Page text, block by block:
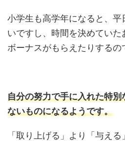
小学生も高学年になると、
いですし、時間を決めてい
ボーナスがもらえたりするの
自分の努力で手に入れた特
ないものになるようです。
「取り上げる」より「与え